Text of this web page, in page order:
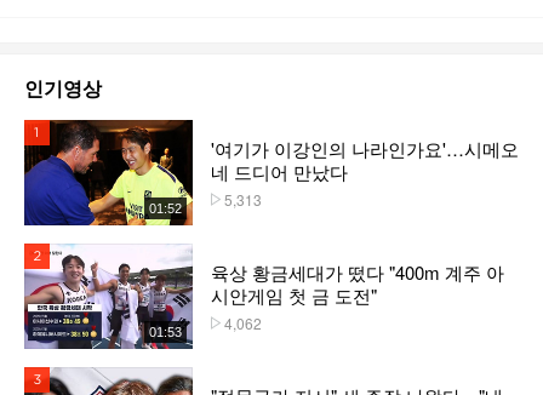
인기영상
01:52
'여기가 이강인의 나라인가요'…시메오
네 드디어 만났다
5,313
01:53
육상 황금세대가 떴다 "400m 계주 아
시안게임 첫 금 도전"
4,062